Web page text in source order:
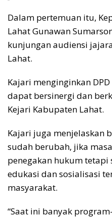
Dalam pertemuan itu,
Lahat Gunawan
kunjungan audiensi
Lahat.
Kajari menginginkan
dapat bersinergi dan
Kejari Kabupaten Lahat.
Kajari juga menjelaskan
sudah berubah, jika
penegakan hukum
edukasi dan sosialisasi
masyarakat.
“Saat ini banyak